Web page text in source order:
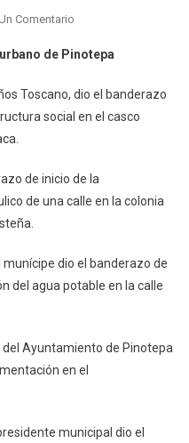
ComentarioEn
Más
En
El
De
Pinotepa
de Pinotepa
Toscano, dio el banderazo
social en el casco
de inicio de la
de una calle en la colonia
munícipe dio el banderazo de
del agua potable en la calle
Ayuntamiento de Pinotepa
en el
municipal dio el